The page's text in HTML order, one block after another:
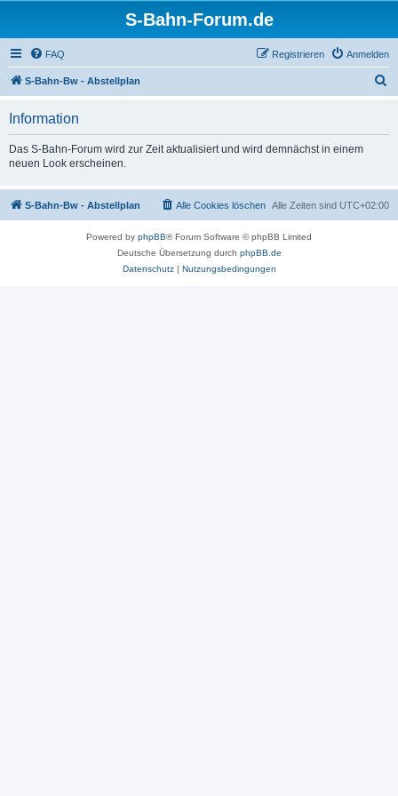
S-Bahn-Forum.de
FAQ Anmelden
Registrieren
S-Bahn-Bw - Abstellplan
Information
Das S-Bahn-Forum wird zur Zeit aktualisiert und wird demnächst in einem
neuen Look erscheinen.
S-Bahn-Bw - Abstellplan Alle Zeiten sind UTC+02:00
Alle Cookies löschen
Powered by phpBB® Forum Software © phpBB Limited
Deutsche Übersetzung durch phpBB.de
Datenschutz| Nutzungsbedingungen